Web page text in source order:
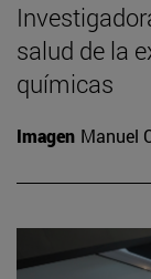
salud de la
químicas
Imagen Manuel